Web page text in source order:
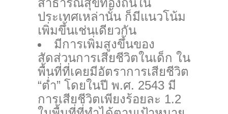
สาธารณสุขท้องถิ่นใน
ประเทศเหล่านั้น ก็มีแนวโน้ม
เพิ่มขึ้นเช่นเดียวกัน
มีการเพิ่มสูงขึ้นของ
สัดส่วนการเสียชีวิตในเด็ก ใน
พื้นที่ที่เคยมีอัตราการเสียชีวิต
“ต่ำ” โดยในปี พ.ศ. 2543 มี
การเสียชีวิตเพียงร้อยละ 1.2